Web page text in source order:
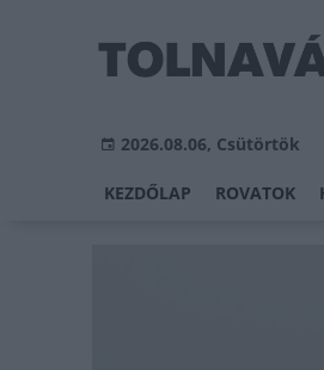
2026.08.06, Csütörtök
KEZDŐLAP ROVATOK